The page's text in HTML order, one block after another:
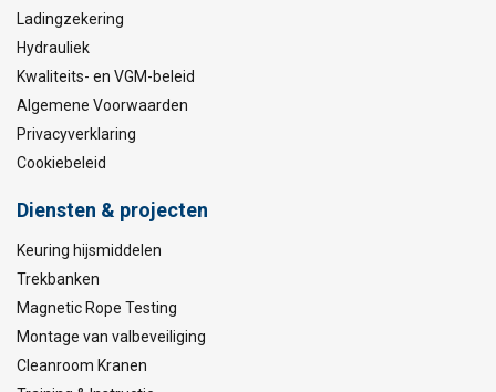
Ladingzekering
Hydrauliek
Kwaliteits- en VGM-beleid
Algemene Voorwaarden
Privacyverklaring
Cookiebeleid
Diensten & projecten
Keuring hijsmiddelen
Trekbanken
Magnetic Rope Testing
Montage van valbeveiliging
Cleanroom Kranen